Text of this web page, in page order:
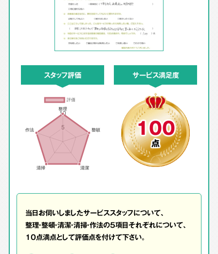
スタッフ評価 サービス満足度
100
点
当日お伺いしましたサービススタッフについて、
整理・整頓・清潔・清掃・作法の5項目それぞれについて、
10点満点として評価点を付けて下さい。